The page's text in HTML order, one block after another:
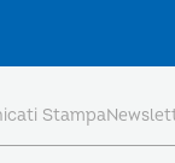
Stampa